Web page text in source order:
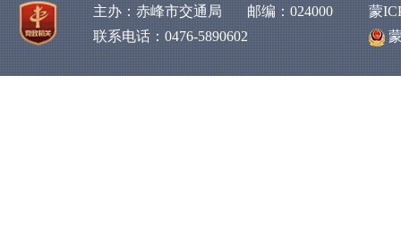
主办：赤峰市交通局 邮编：024000
联系电话：0476-5890602
蒙